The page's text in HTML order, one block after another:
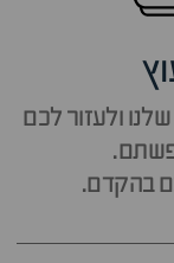
ולעזור לכם
בהקדם.